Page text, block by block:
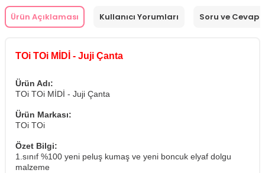
Ürün Açıklaması Kullanıcı Yorumları Soru ve Cevap
TOi TOi MİDİ - Juji Çanta
Ürün Adı:
TOi TOi MİDİ - Juji Çanta
Ürün Markası:
TOi TOi
Özet Bilgi:
1.sınıf %100 yeni peluş kumaş ve yeni boncuk elyaf dolgu
malzeme